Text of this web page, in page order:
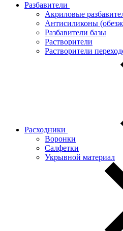
Разбавители
Акриловые
Антисиликоны
Разбавители базы
Растворители
Растворители
Расходники
Воронки
Салфетки
Укрывной материал